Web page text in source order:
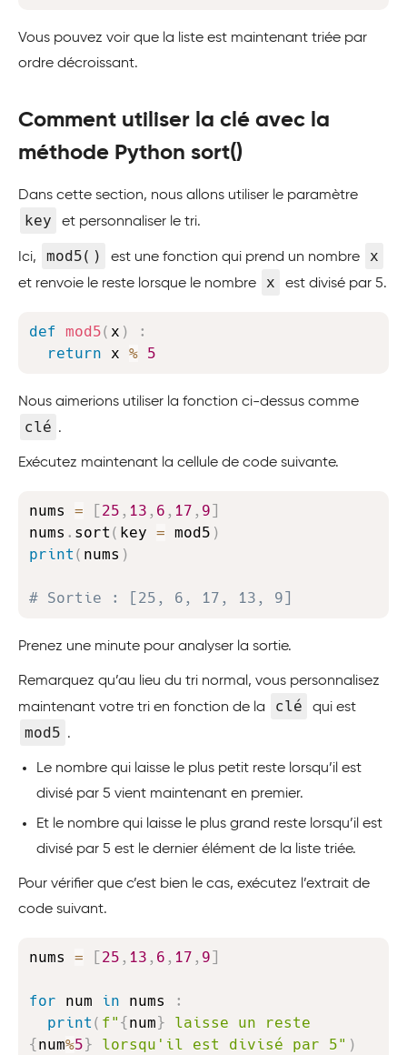
Vous pouvez voir que la liste est maintenant triée par
ordre décroissant.
Comment utiliser la clé avec la
méthode Python sort()
Dans cette section, nous allons utiliser le paramètre
key et personnaliser le tri.
Ici, mod5() est une fonction qui prend un nombre x
et renvoie le reste lorsque le nombre x est divisé par 5.
def mod5( x )
:
return x % 5
Nous aimerions utiliser la fonction ci-dessus comme
clé .
Exécutez maintenant la cellule de code suivante.
nums = [25 , 13 , 6 , 17 , 9]
nums . sort ( key = mod5 )
print ( nums )
# Sortie : [25, 6, 17, 13, 9]
Prenez une minute pour analyser la sortie.
Remarquez qu’au lieu du tri normal, vous personnalisez
maintenant votre tri en fonction de la
clé qui est
mod5 .
Le nombre qui laisse le plus petit reste lorsqu’il est
divisé par 5 vient maintenant en premier.
Et le nombre qui laisse le plus grand reste lorsqu’il est
divisé par 5 est le dernier élément de la liste triée.
Pour vérifier que c’est bien le cas, exécutez l’extrait de
code suivant.
nums = [25 , 13 , 6 , 17 , 9]
for num in nums
:
print ( f" {num}
{num%5} lorsqu'il est divisé par 5" )